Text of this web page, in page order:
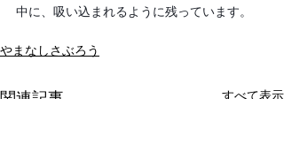
中に、吸い込まれるように残っています。
やまなしさぶろう
関連記事 すべて表示